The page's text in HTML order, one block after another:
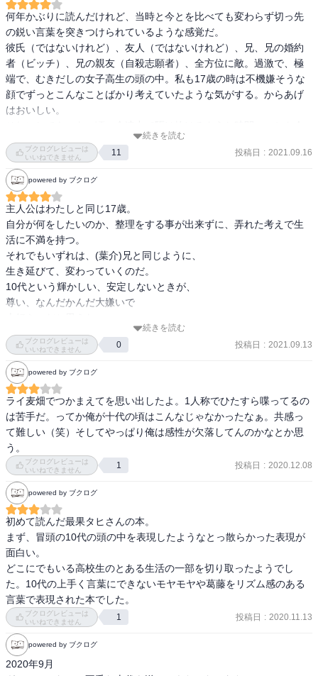
そこまで気にならないっていうか、、まあ、治療する程ではないか
なって感じなんですけど、。
あ、マウスピース付けるかって？コーティングするよりいいですよ
ね。あ、じゃあとりあえずそれでお願いします。はい。様子見
で。」
何年かぶりに読んだけれど、当時と今とを比べても変わらず切っ先
の鋭い言葉を突きつけられているような感覚だ。
彼氏（ではないけれど）、友人（ではないけれど）、兄、兄の婚約
者（ビッチ）、兄の親友（自殺志願者）、全方位に敵。過激で、極
端で、むきだしの女子高生の頭の中。私も17歳の時は不機嫌そうな
顔でずっとこんなことばかり考えていたような気がする。からあげ
はおいしい。
の私が大人ぶって「なつかしい」なんて言って懐古したらやっぱり
怒られるのだろうか。「は？きも。お前に私のなにがわかんの？」
今の私と、過去の私は、たしかに限りなく他者だ。だって未来の私
も今の私からはそうであって欲しいし。
続きを読む
ブクログレビューは
いいねできません
11 投稿日 : 2021.09.16
powered by ブクログ
主人公はわたしと同じ17歳。
自分が何をしたいのか、整理をする事が出来ずに、弄れた考えで生
活に不満を持つ。
それでもいずれは、(葉介)兄と同じように、
生き延びて、変わっていくのだ。
10代という輝かしい、安定しないときが、
尊い、なんだかんだ大嫌いで
続きを読む
ブクログレビューは
いいねできません
0 投稿日 : 2021.09.13
powered by ブクログ
ライ麦畑でつかまえてを思い出したよ。1人称でひたすら喋ってるの
は苦手だ。ってか俺が十代の頃はこんなじゃなかったなぁ。共感っ
て難しい（笑）そしてやっぱり俺は感性が欠落してんのかなとか思
う。
ブクログレビューは
いいねできません
1 投稿日 : 2020.12.08
powered by ブクログ
初めて読んだ最果タヒさんの本。
まず、冒頭の10代の頭の中を表現したようなとっ散らかった表現が
面白い。
どこにでもいる高校生のとある生活の一部を切り取ったようでし
た。10代の上手く言葉にできないモヤモヤや葛藤をリズム感のある
ブクログレビューは
いいねできません
1 投稿日 : 2020.11.13
powered by ブクログ
2020年9月